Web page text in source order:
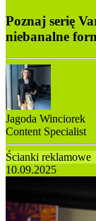
Poznaj serię
niebanalne
Jagoda Winciorek
Content Specialist
Ścianki reklamowe
10.09.2025